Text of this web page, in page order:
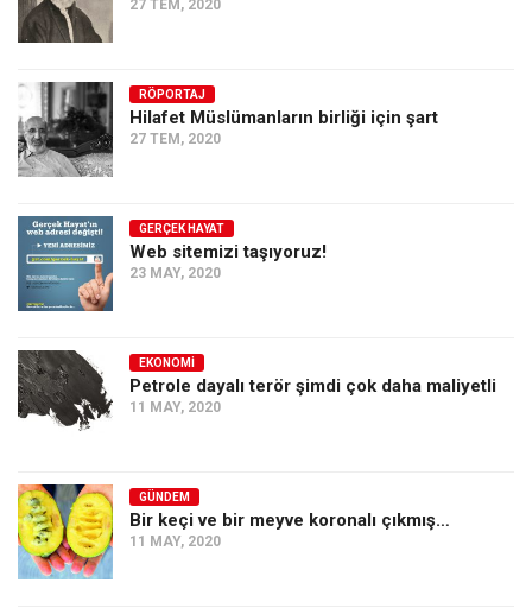
Karisi kitap sualleri
Ekonomi
Spor
Manzara
Sağlık
Gıda-Beslenme
Hayat
Siyaset
Dünya
Asya
Afrika
27 TEM, 2020
RÖPORTAJ
Hilafet Müslümanların birliği için şart
27 TEM, 2020
GERÇEK HAYAT
Web sitemizi taşıyoruz!
23 MAY, 2020
EKONOMI
Petrole dayalı terör şimdi çok daha maliyetli
11 MAY, 2020
GÜNDEM
Bir keçi ve bir meyve koronalı çıkmış…
11 MAY, 2020